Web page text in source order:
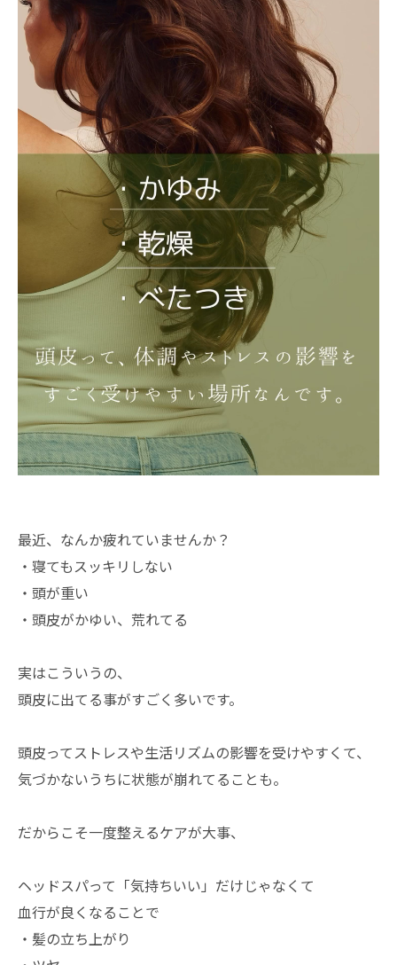
最近、なんか疲れていませんか？
・寝てもスッキリしない
・頭が重い
・頭皮がかゆい、荒れてる
実はこういうの、
頭皮に出てる事がすごく多いです。
頭皮ってストレスや生活リズムの影響を受けやすくて、
気づかないうちに状態が崩れてることも。
だからこそ一度整えるケアが大事、
ヘッドスパって「気持ちいい」だけじゃなくて
血行が良くなることで
・髪の立ち上がり